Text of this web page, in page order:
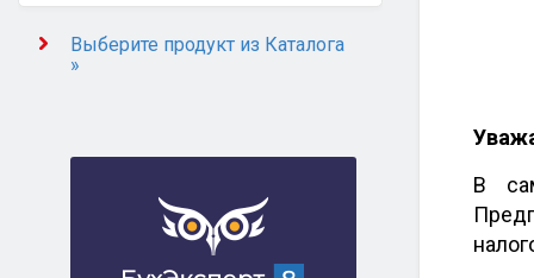
В
Выберите продукт из Каталога
»